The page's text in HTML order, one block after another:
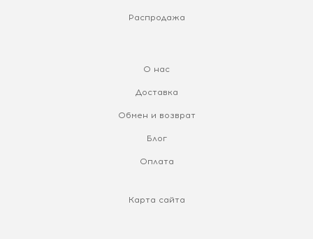
Распродажа
О нас
Доставка
Обмен и возврат
Блог
Оплата
Карта сайта